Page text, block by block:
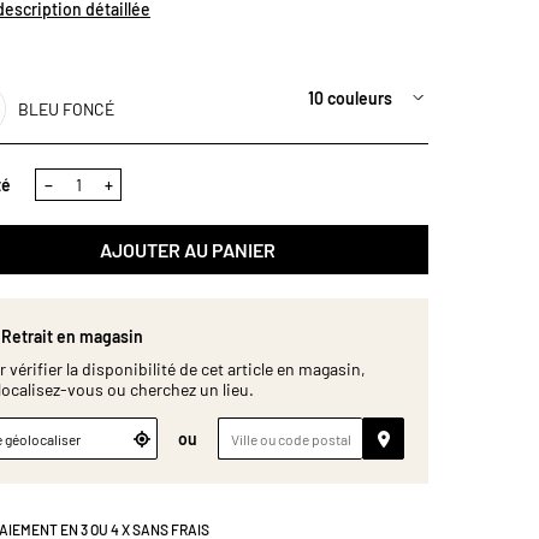
coup d’éponge. Une solution idéale pour allier style et
détaillée
BLEU FONCÉ
10 couleurs
− +
AJOUTER AU PANIER
Retrait en magasin
vérifier la disponibilité de cet article en magasin,
vous ou cherchez un lieu.
géolocaliser ou
EN 3 OU 4 X SANS FRAIS